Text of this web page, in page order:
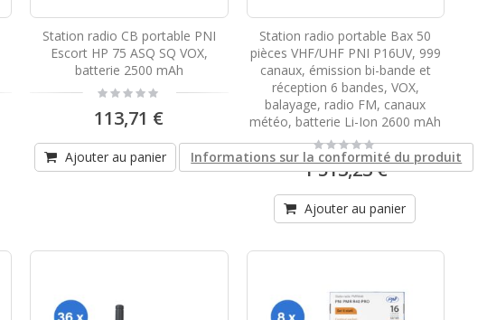
Station radio CB portable PNI
Escort HP 75 ASQ SQ VOX,
batterie 2500 mAh
Rating:
0%
113,71 €
Ajouter au panier Informations sur la conformité du produit
Station radio portable Bax 50
pièces VHF/UHF PNI P16UV, 999
canaux, émission bi-bande et
réception 6 bandes, VOX,
balayage, radio FM, canaux
météo, batterie Li-Ion 2600 mAh
Rating:
0%
1 513,23 €
Ajouter au panier